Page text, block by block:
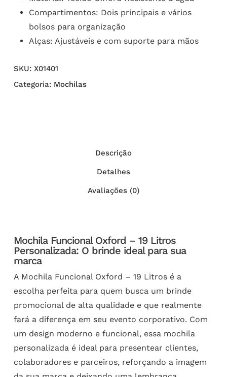
Compartimentos: Dois principais e vários
bolsos para organização
Alças: Ajustáveis e com suporte para mãos
SKU: X01401
Categoria: Mochilas
Descrição
Detalhes
Avaliações (0)
Mochila Funcional Oxford – 19 Litros
Personalizada: O brinde ideal para sua
marca
A Mochila Funcional Oxford – 19 Litros é a
escolha perfeita para quem busca um brinde
promocional de alta qualidade e que realmente
fará a diferença em seu evento corporativo. Com
um design moderno e funcional, essa mochila
personalizada é ideal para presentear clientes,
colaboradores e parceiros, reforçando a imagem